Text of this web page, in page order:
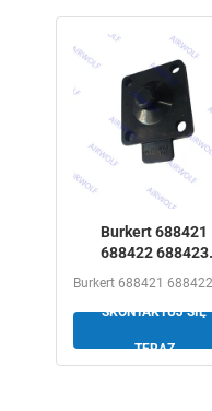
Burkert 688421
688422 688423
Zestaw naprawy
SKONTAKTUJ SIĘ
TERAZ